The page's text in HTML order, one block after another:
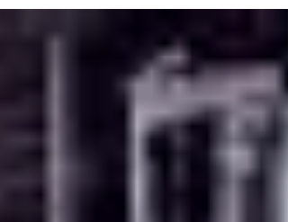
nom, il ne s'agit pas d'une boîte de nuit sur
WWF New York d'il y a des décennies, mais
en fait un programme d'adhésion d'initiés
qui permettra aux fans de la WWE qui est
"conçu pour rapprocher les fans de la
plus que jamais auparavant grâce à un
accès exclusif, des récompenses et des
expériences". "Nos fans sont le cœu